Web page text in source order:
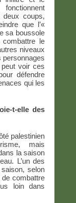
deux coups,
que l’«
sa boussole
le
niveaux
personnages
voir ces
défendre
qui les
t-elle des
palestinien
mais
la saison
L’un des
selon
combattre
loin dans